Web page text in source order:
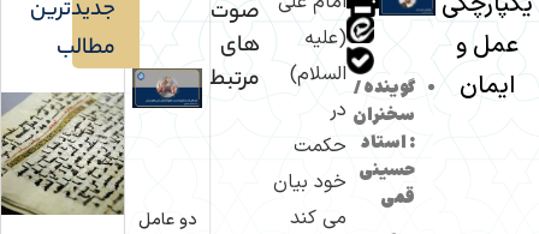
عمل و
ایمان
گوینده /
سخنران
: استاد
حسینی
قمی
(علیه
السلام)
در
حکمت
خود بیان
می کند
صوت
های
مرتبط
دو عامل
جدیدترین
مطالب